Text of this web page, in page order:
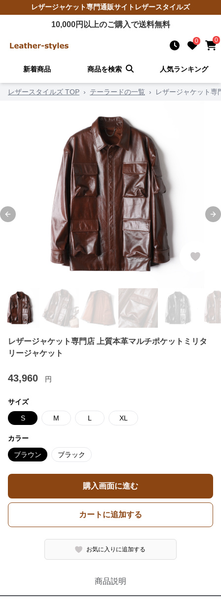
レザージャケット専門通販サイト レザースタイルズ
10,000円以上のご購入で送料無料
0 0
新着商品 商品を検索 人気ランキング
レザースタイルズ TOP › テーラードの一覧 › レザージャケット専
Previous slide
レザージャケット専門店 上質本革マルチポケットミリタ
リージャケット
43,960 円
サイズ
S M L XL
カラー
ブラウン ブラック
購入画面に進む
カートに追加する
お気に入りに追加する
商品説明